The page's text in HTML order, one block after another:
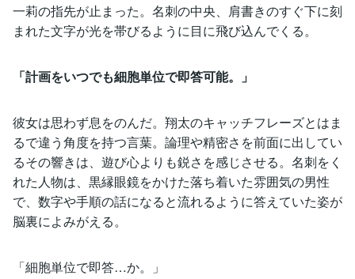
一莉の指先が止まった。名刺の中央、肩書きのすぐ下に刻
まれた文字が光を帯びるように目に飛び込んでくる。
「計画をいつでも細胞単位で即答可能。」
彼女は思わず息をのんだ。翔太のキャッチフレーズとはま
るで違う角度を持つ言葉。論理や精密さを前面に出してい
るその響きは、遊び心よりも鋭さを感じさせる。名刺をく
れた人物は、黒縁眼鏡をかけた落ち着いた雰囲気の男性
で、数字や手順の話になると流れるように答えていた姿が
脳裏によみがえる。
「細胞単位で即答…か。」